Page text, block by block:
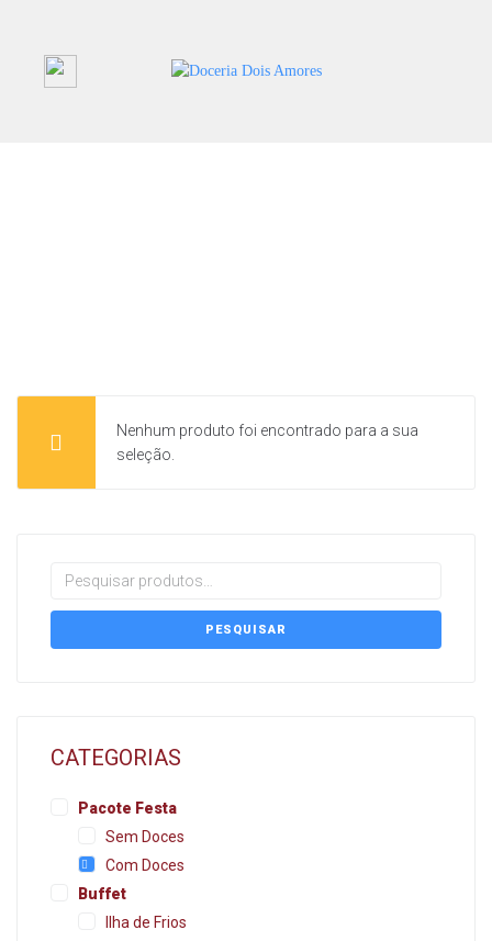
Nenhum produto foi encontrado para a sua
seleção.
PESQUISAR
CATEGORIAS
Pacote Festa
Sem Doces
Com Doces
Buffet
Ilha de Frios